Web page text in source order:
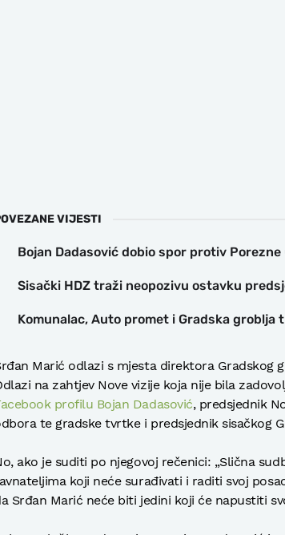
VIJESTI
Bojan Dadasović dobio spor protiv Porezne
Sisački HDZ traži neopozivu ostavku
Komunalac, Auto promet i Gradska groblja
Marić odlazi s mjesta direktora Gradskog
na zahtjev Nove vizije koja nije bila
profilu Bojan Dadasović, predsjednik
te gradske tvrtke i predsjednik sisačkog
ako je suditi po njegovoj rečenici: „Slična
koji neće surađivati i raditi svoj
Srđan Marić neće biti jedini koji će napustiti